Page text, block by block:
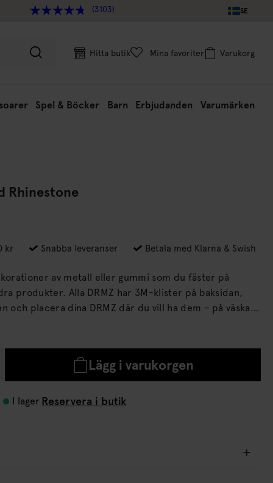
(3103) SE
Hitta butik Mina favoriter Varukorg
Spel & Böcker Barn Erbjudanden Varumärken
Rhinestone
kr Snabba leveranser Betala med Klarna & Swish
av metall eller gummi som du fäster på
har 3M-klister på baksidan,
och placera dina DRMZ där du vill ha dem – på väskan,
till ordentligt för att få bästa
Lägg i varukorgen
I lager Reservera i butik